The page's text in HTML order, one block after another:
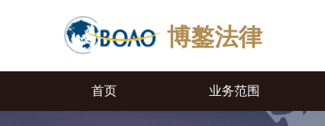
博鏊法律
首页 业务范围